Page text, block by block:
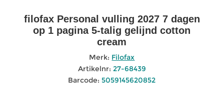
filofax Personal vulling 2027 7 dagen
op 1 pagina 5-talig gelijnd cotton
cream
Merk: Filofax
Artikelnr: 27-68439
Barcode: 5059145620852